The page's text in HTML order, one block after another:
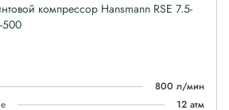
компрессор Hansmann RSE 7.5-
500
800 л/мин
12 атм